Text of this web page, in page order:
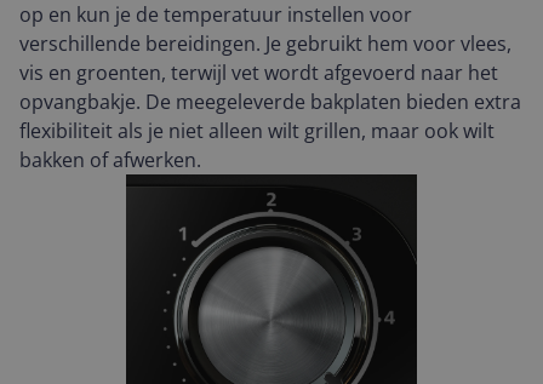
op en kun je de temperatuur instellen voor
verschillende bereidingen. Je gebruikt hem voor vlees,
vis en groenten, terwijl vet wordt afgevoerd naar het
opvangbakje. De meegeleverde bakplaten bieden extra
flexibiliteit als je niet alleen wilt grillen, maar ook wilt
bakken of afwerken.